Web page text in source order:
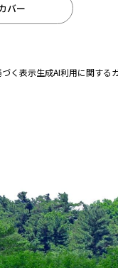
バー
く表示生成AI利用に関する